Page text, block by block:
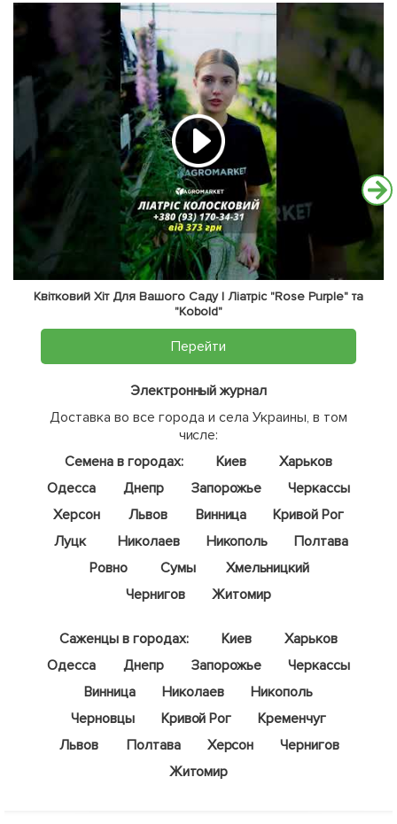
Квітковий Хіт Для Вашого Саду | Ліатріс "Rose Purple" та
"Kobold"
Перейти
Электронный журнал
Доставка во все города и села Украины, в том
числе:
Семена в городах:
Киев
Харьков
Одесса
Днепр Запорожье
Черкассы
Херсон
Львов Винница
Кривой Рог
Луцк
Николаев Никополь
Полтава
Ровно
Сумы
Хмельницкий
Чернигов
Житомир
Саженцы в городах: Киев
Харьков
Одесса
Днепр Запорожье
Черкассы
Винница
Николаев
Никополь
Черновцы
Кривой Рог
Кременчуг
Львов
Полтава Херсон
Чернигов
Житомир